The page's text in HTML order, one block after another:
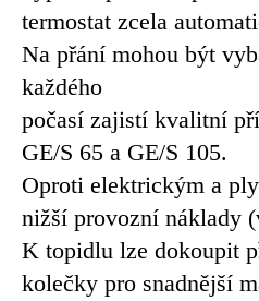
termostat zcela
Na přání mohou být
každého
počasí zajistí kvalitní
GE/S 65 a GE/S 105.
Oproti elektrickým a
nižší provozní náklady
K topidlu lze dokoupit
kolečky pro snadnější